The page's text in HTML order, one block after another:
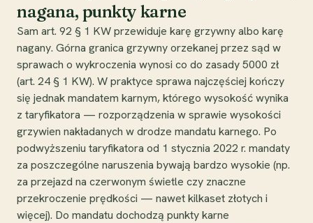
nagana, punkty karne
Sam art. 92 § 1 KW przewiduje karę grzywny albo karę
nagany. Górna granica grzywny orzekanej przez sąd w
sprawach o wykroczenia wynosi co do zasady 5000 zł
(art. 24 § 1 KW). W praktyce sprawa najczęściej kończy
się jednak mandatem karnym, którego wysokość wynika
z taryfikatora — rozporządzenia w sprawie wysokości
grzywien nakładanych w drodze mandatu karnego. Po
podwyższeniu taryfikatora od 1 stycznia 2022 r. mandaty
za poszczególne naruszenia bywają bardzo wysokie (np.
za przejazd na czerwonym świetle czy znaczne
przekroczenie prędkości — nawet kilkaset złotych i
więcej). Do mandatu dochodzą punkty karne